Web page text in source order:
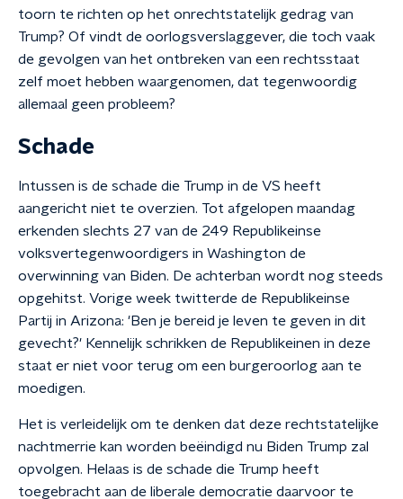
toorn te richten op het onrechtstatelijk gedrag van
Trump? Of vindt de oorlogsverslaggever, die toch vaak
de gevolgen van het ontbreken van een rechtsstaat
zelf moet hebben waargenomen, dat tegenwoordig
allemaal geen probleem?
Schade
Intussen is de schade die Trump in de VS heeft
aangericht niet te overzien. Tot afgelopen maandag
erkenden slechts 27 van de 249 Republikeinse
volksvertegenwoordigers in Washington de
overwinning van Biden. De achterban wordt nog steeds
opgehitst. Vorige week twitterde de Republikeinse
Partij in Arizona: 'Ben je bereid je leven te geven in dit
gevecht?' Kennelijk schrikken de Republikeinen in deze
staat er niet voor terug om een burgeroorlog aan te
moedigen.
Het is verleidelijk om te denken dat deze rechtstatelijke
nachtmerrie kan worden beëindigd nu Biden Trump zal
opvolgen. Helaas is de schade die Trump heeft
toegebracht aan de liberale democratie daarvoor te